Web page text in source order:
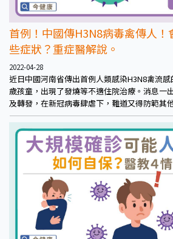
首例！中國傳H3N8病毒禽傳人
些症狀？重症醫解說。
2022-04-28
近日中國河南省傳出首例人類感染H3N8禽流
歲孩童，出現了發燒等不適住院治療。消息一
及轉發，在新冠病毒肆虐下，難道又得防範其
有哪些症狀？又該如何防範？對此重症醫學暨
解說。